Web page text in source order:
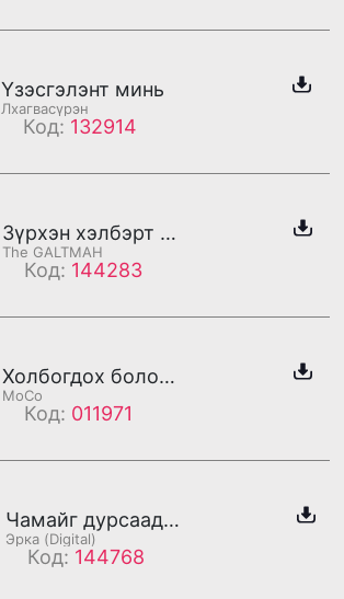
Үзэсгэлэнт минь
Лхагвасүрэн
Код: 132914
Зүрхэн хэлбэрт бороо
The GALTMAH
Код: 144283
Холбогдох боломжгүй байна
МоСо
Код: 011971
Чамайг дурсаад /бадаг/
Эрка (Digital)
Код: 144768